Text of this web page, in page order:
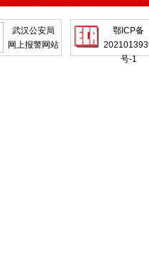
武汉公安局
网上报警网站
鄂ICP备
号-1